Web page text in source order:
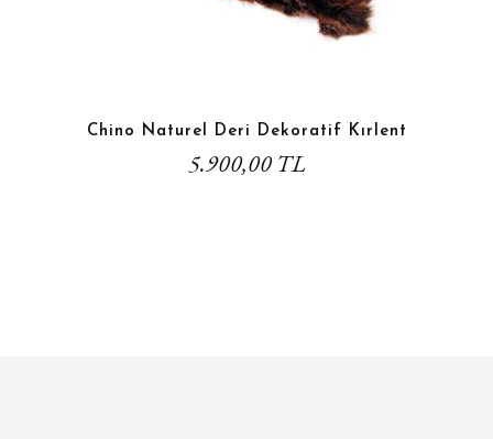
Chino Naturel Deri Dekoratif Kırlent
5.900,00 TL